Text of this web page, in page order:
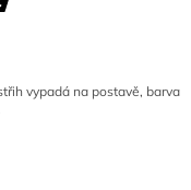
vypadá na postavě, barva